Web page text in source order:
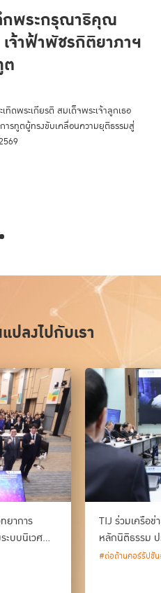
กพระกรุณาธิคุณ
เจ้าฟ้าพัชรกิติยาภาฯ
ทิดพระเกียรติ สมเด็จพระเจ้าลูกเธอ
รทูตผู้ทรงขับเคลื่อนความยุติธรรมสู่
ปลงไปกับเรา
ยาการ
ะบบนิเวศ
ตกรรม
TIJ ร่วมเครือ
หลักนิติธรรม ป
#ต่อต้านคอร์รัปชัน